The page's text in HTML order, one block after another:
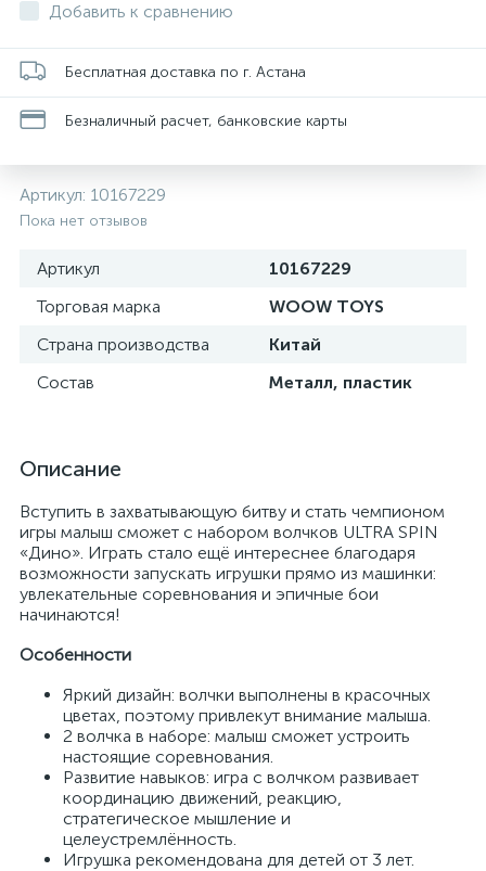
Добавить к сравнению
Бесплатная доставка по г. Астана
Безналичный расчет, банковские карты
Артикул: 10167229
Пока нет отзывов
Артикул
10167229
Торговая марка
WOOW TOYS
Страна производства
Китай
Состав
Металл, пластик
Описание
Вступить в захватывающую битву и стать чемпионом
игры малыш сможет с набором волчков ULTRA SPIN
«Дино». Играть стало ещё интереснее благодаря
возможности запускать игрушки прямо из машинки:
увлекательные соревнования и эпичные бои
начинаются!
Особенности
Яркий дизайн: волчки выполнены в красочных
цветах, поэтому привлекут внимание малыша.
2 волчка в наборе: малыш сможет устроить
настоящие соревнования.
Развитие навыков: игра с волчком развивает
координацию движений, реакцию,
стратегическое мышление и
целеустремлённость.
Игрушка рекомендована для детей от 3 лет.